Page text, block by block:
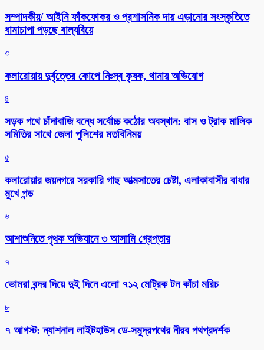
সম্পাদকীয়/ আইনি ফাঁকফোকর ও প্রশাসনিক দায় এড়ানোর সংস্কৃতিতে
ধামাচাপা পড়ছে বাল্যবিয়ে
৩
কলারোয়ায় দুর্বৃত্তের কোপে নিঃস্ব কৃষক, থানায় অভিযোগ
৪
সড়ক পথে চাঁদাবাজি বন্ধে সর্বোচ্চ কঠোর অবস্থান: বাস ও ট্রাক মালিক
সমিতির সাথে জেলা পুলিশের মতবিনিময়
৫
কলারোয়ার জয়নগরে সরকারি গাছ আত্মসাতের চেষ্টা, এলাকাবাসীর বাধার
মুখে পন্ড
৬
আশাশুনিতে পৃথক অভিযানে ৩ আসামি গ্রেপ্তার
৭
ভোমরা বন্দর দিয়ে দুই দিনে এলো ৭১২ মেট্রিক টন কাঁচা মরিচ
৮
৭ আগস্ট: ন্যাশনাল লাইটহাউস ডে-সমুদ্রপথের নীরব পথপ্রদর্শক